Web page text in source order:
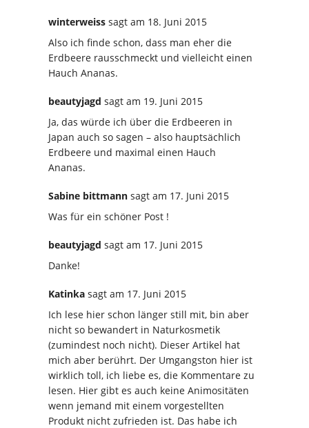
winterweiss sagt am 18. Juni 2015
Also ich finde schon, dass man eher die
Erdbeere rausschmeckt und vielleicht einen
Hauch Ananas.
beautyjagd sagt am 19. Juni 2015
Ja, das würde ich über die Erdbeeren in
Japan auch so sagen – also hauptsächlich
Erdbeere und maximal einen Hauch
Ananas.
Sabine bittmann sagt am 17. Juni 2015
Was für ein schöner Post !
beautyjagd sagt am 17. Juni 2015
Danke!
Katinka sagt am 17. Juni 2015
Ich lese hier schon länger still mit, bin aber
nicht so bewandert in Naturkosmetik
(zumindest noch nicht). Dieser Artikel hat
mich aber berührt. Der Umgangston hier ist
wirklich toll, ich liebe es, die Kommentare zu
lesen. Hier gibt es auch keine Animositäten
wenn jemand mit einem vorgestellten
Produkt nicht zufrieden ist. Das habe ich